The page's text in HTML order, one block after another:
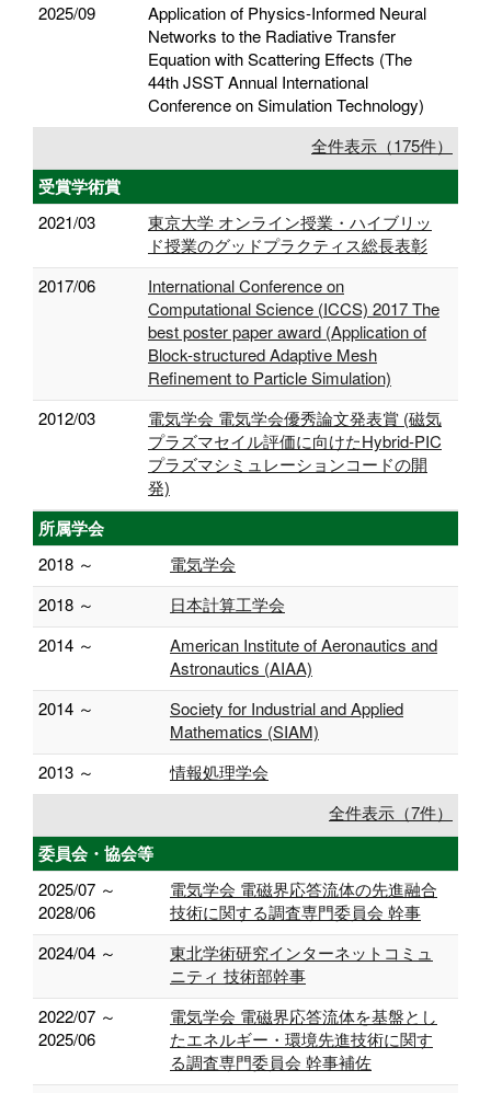
2025/09
Application of Physics-Informed Neural
Networks to the Radiative Transfer
Equation with Scattering Effects (The
44th JSST Annual International
Conference on Simulation Technology)
全件表示（175件）
受賞学術賞
2021/03
東京大学 オンライン授業・ハイブリッ
ド授業のグッドプラクティス総長表彰
2017/06
International Conference on
Computational Science (ICCS) 2017 The
best poster paper award (Application of
Block-structured Adaptive Mesh
Refinement to Particle Simulation)
2012/03
電気学会 電気学会優秀論文発表賞 (磁気
プラズマセイル評価に向けたHybrid-PIC
プラズマシミュレーションコードの開
発)
所属学会
2018 ～
電気学会
2018 ～
日本計算工学会
2014 ～
American Institute of Aeronautics and
Astronautics (AIAA)
2014 ～
Society for Industrial and Applied
Mathematics (SIAM)
2013 ～
情報処理学会
全件表示（7件）
委員会・協会等
2025/07 ～
2028/06
電気学会 電磁界応答流体の先進融合
技術に関する調査専門委員会 幹事
2024/04 ～
東北学術研究インターネットコミュ
ニティ 技術部幹事
2022/07 ～
2025/06
電気学会 電磁界応答流体を基盤とし
たエネルギー・環境先進技術に関す
る調査専門委員会 幹事補佐